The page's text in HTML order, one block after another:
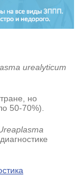
urealyticum
но
50-70%).